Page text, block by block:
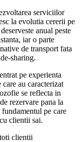
serviciilor
la evolutia cererii pe
anual peste
iar o parte
de transport fata
sharing.
pe experienta
au caracterizat
se reflecta in
rezervare pana la
pe care
clientii sai.
clientii